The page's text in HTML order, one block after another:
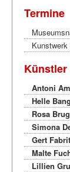
Termine
Künstler
Antoni
Helle Bang
Rosa
Simona
Gert
Malte
Lillien